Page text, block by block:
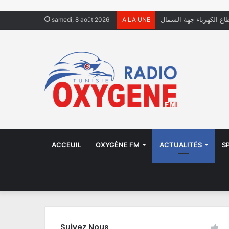
samedi, 8 août 2026 A LA UNE يعيشون في الشوارع
ACCEUIL OXYGÈNE FM ACTUALITÉS